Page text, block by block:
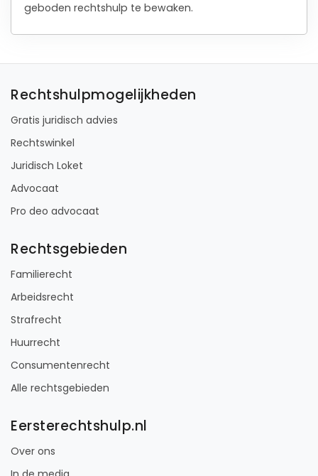
geboden rechtshulp te bewaken.
Rechtshulpmogelijkheden
Gratis juridisch advies
Rechtswinkel
Juridisch Loket
Advocaat
Pro deo advocaat
Rechtsgebieden
Familierecht
Arbeidsrecht
Strafrecht
Huurrecht
Consumentenrecht
Alle rechtsgebieden
Eersterechtshulp.nl
Over ons